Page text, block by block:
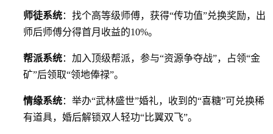
师徒系统：找个高等级师傅，获得“传功值”兑换奖励，出
师后师傅分得首月收益的10%。
帮派系统：加入顶级帮派，参与“资源争夺战”，占领“金
矿”后领取“领地俸禄”。
情缘系统：举办“武林盛世”婚礼，收到的“喜糖”可兑换稀
有道具，婚后解锁双人轻功“比翼双飞”。